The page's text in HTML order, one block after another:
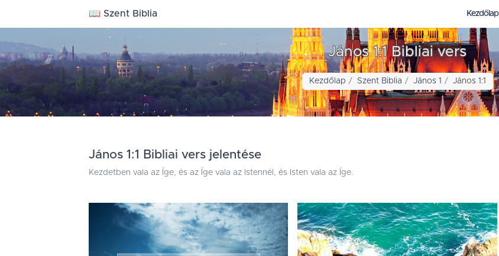
📖 Szent Biblia Kezdőlap
János 1:1 Bibliai vers
Kezdőlap Szent Biblia János 1 János 1:1
János 1:1 Bibliai vers jelentése
Kezdetben vala az Íge, és az Íge vala az Istennél, és Isten vala az Íge.